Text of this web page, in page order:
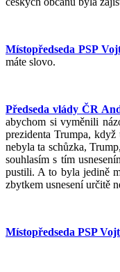
Místopředseda PSP
máte slovo.
Předseda vlády ČR
abychom si vyměnili
prezidenta Trumpa,
nebyla ta schůzka,
souhlasím s tím
pustili. A to byla jedině
zbytkem usnesení určitě
Místopředseda PSP